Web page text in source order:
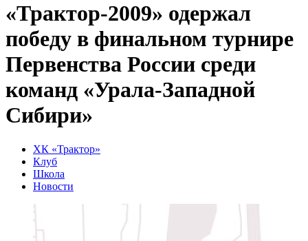
«Трактор-2009» одержал
победу в финальном турнире
Первенства России среди
команд «Урала-Западной
Сибири»
ХК «Трактор»
Клуб
Школа
Новости